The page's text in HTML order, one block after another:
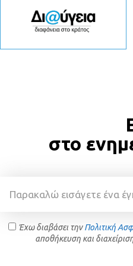
στο
Έχω διαβάσει τηνΠολιτική
αποθήκευση και